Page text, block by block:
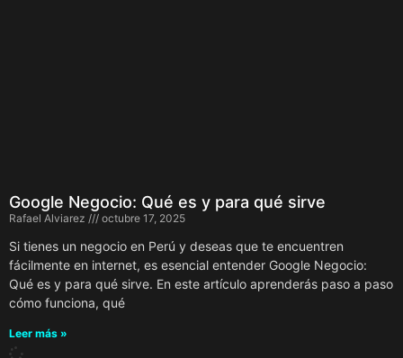
Google Negocio: Qué es y para qué sirve
Rafael Alviarez octubre 17, 2025
Si tienes un negocio en Perú y deseas que te encuentren
fácilmente en internet, es esencial entender Google Negocio:
Qué es y para qué sirve. En este artículo aprenderás paso a paso
cómo funciona, qué
Leer más »